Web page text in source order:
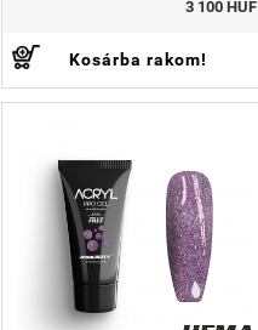
3 100 HUF
Kosárba rakom!